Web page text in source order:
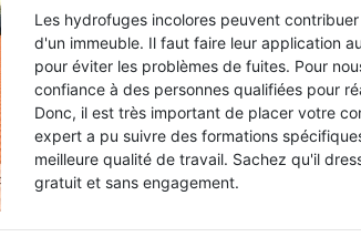
Les hydrofuges incolores peuvent
d'un immeuble. Il faut faire leur application
pour éviter les problèmes de fuites. Pour
confiance à des personnes qualifiées pour
Donc, il est très important de placer votre
expert a pu suivre des formations
meilleure qualité de travail. Sachez qu'il
gratuit et sans engagement.